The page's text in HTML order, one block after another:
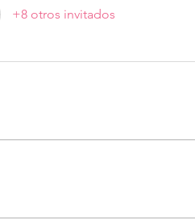
+8 otros invitados